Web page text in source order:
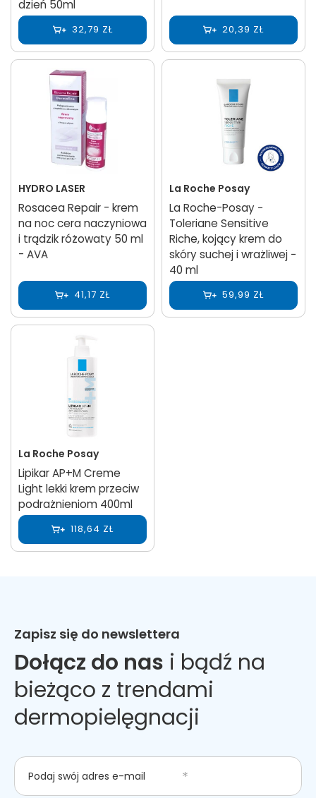
dzień 50ml
32,79 ZŁ 20,39 ZŁ
HYDRO LASER
Rosacea Repair - krem
na noc cera naczyniowa
i trądzik różowaty 50 ml
- AVA
41,17 ZŁ
La Roche Posay
La Roche-Posay −
Toleriane Sensitive
Riche, kojący krem do
skóry suchej i wrażliwej −
40 ml
59,99 ZŁ
La Roche Posay
Lipikar AP+M Creme
Light lekki krem ​​przeciw
podrażnieniom 400ml
118,64 ZŁ
Zapisz się do newslettera
Dołącz do nas i bądź na
bieżąco z trendami
dermopielęgnacji
Podaj swój adres e-mail